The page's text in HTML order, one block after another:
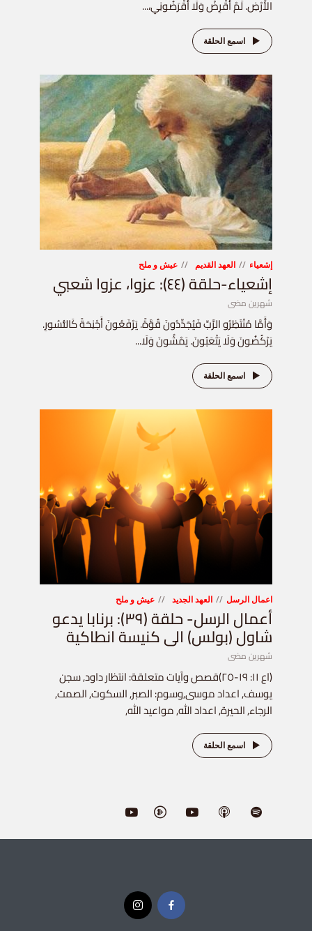
الأَرْضِ. لَمْ أَقْرِضْ وَلَا أَقْرَضُونِي،...
اسمع الحلقة
إشعياء العهد القديم عيش و ملح
إشعياء-حلقة (٤٤): عزوا، عزوا شعبي
شهرين مضى
وَأَمَّا مُنْتَظِرُو الرَّبِّ فَيُجَدِّدُونَ قُوَّةً. يَرْفَعُونَ أَجْنِحَةً كَالنُّسُورِ.
يَرْكُضُونَ وَلَا يَتْعَبُونَ. يَمْشُونَ وَلَا...
اسمع الحلقة
اعمال الرسل العهد الجديد عيش و ملح
أعمال الرسل- حلقة (٣٩): برنابا يدعو
شاول (بولس) الى كنيسة انطاكية
شهرين مضى
(اع ١١: ١٩-٢٥)قصص وآيات متعلقة: انتظار داود, سجن
يوسف, اعداد موسى,وسوم: الصبر, السكوت, الصمت,
الرجاء, الحيرة, اعداد الله, مواعيد الله,
اسمع الحلقة